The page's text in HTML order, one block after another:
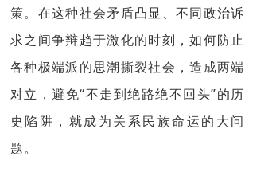
策。在这种社会矛盾凸显、不同政治诉
求之间争辩趋于激化的时刻，如何防止
各种极端派的思潮撕裂社会，造成两端
对立，避免“不走到绝路绝不回头”的历
史陷阱，就成为关系民族命运的大问
题。